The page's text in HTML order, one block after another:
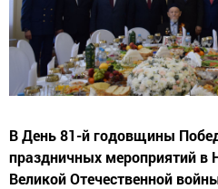
В День 81-й годовщины
праздничных мероприятий в
Великой Отечественной